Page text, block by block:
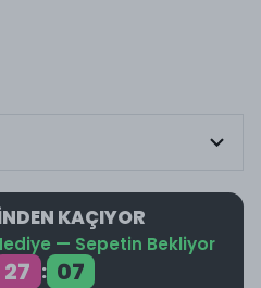
KAÇIYOR
— Sepetin Bekliyor
27 : 07